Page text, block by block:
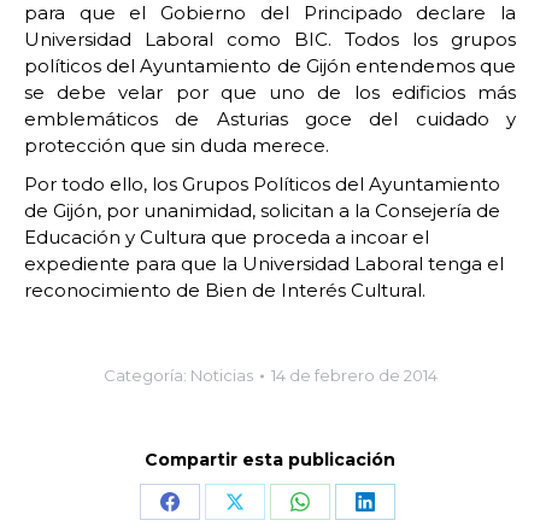
para que el Gobierno del Principado declare la
Universidad Laboral como BIC. Todos los grupos
políticos del Ayuntamiento de Gijón entendemos que
se debe velar por que uno de los edificios más
emblemáticos de Asturias goce del cuidado y
protección que sin duda merece.
Por todo ello, los Grupos Políticos del Ayuntamiento
de Gijón, por unanimidad, solicitan a la Consejería de
Educación y Cultura que proceda a incoar el
expediente para que la Universidad Laboral tenga el
reconocimiento de Bien de Interés Cultural.
Categoría: Noticias 14 de febrero de 2014
Compartir esta publicación
Share Share Share Share